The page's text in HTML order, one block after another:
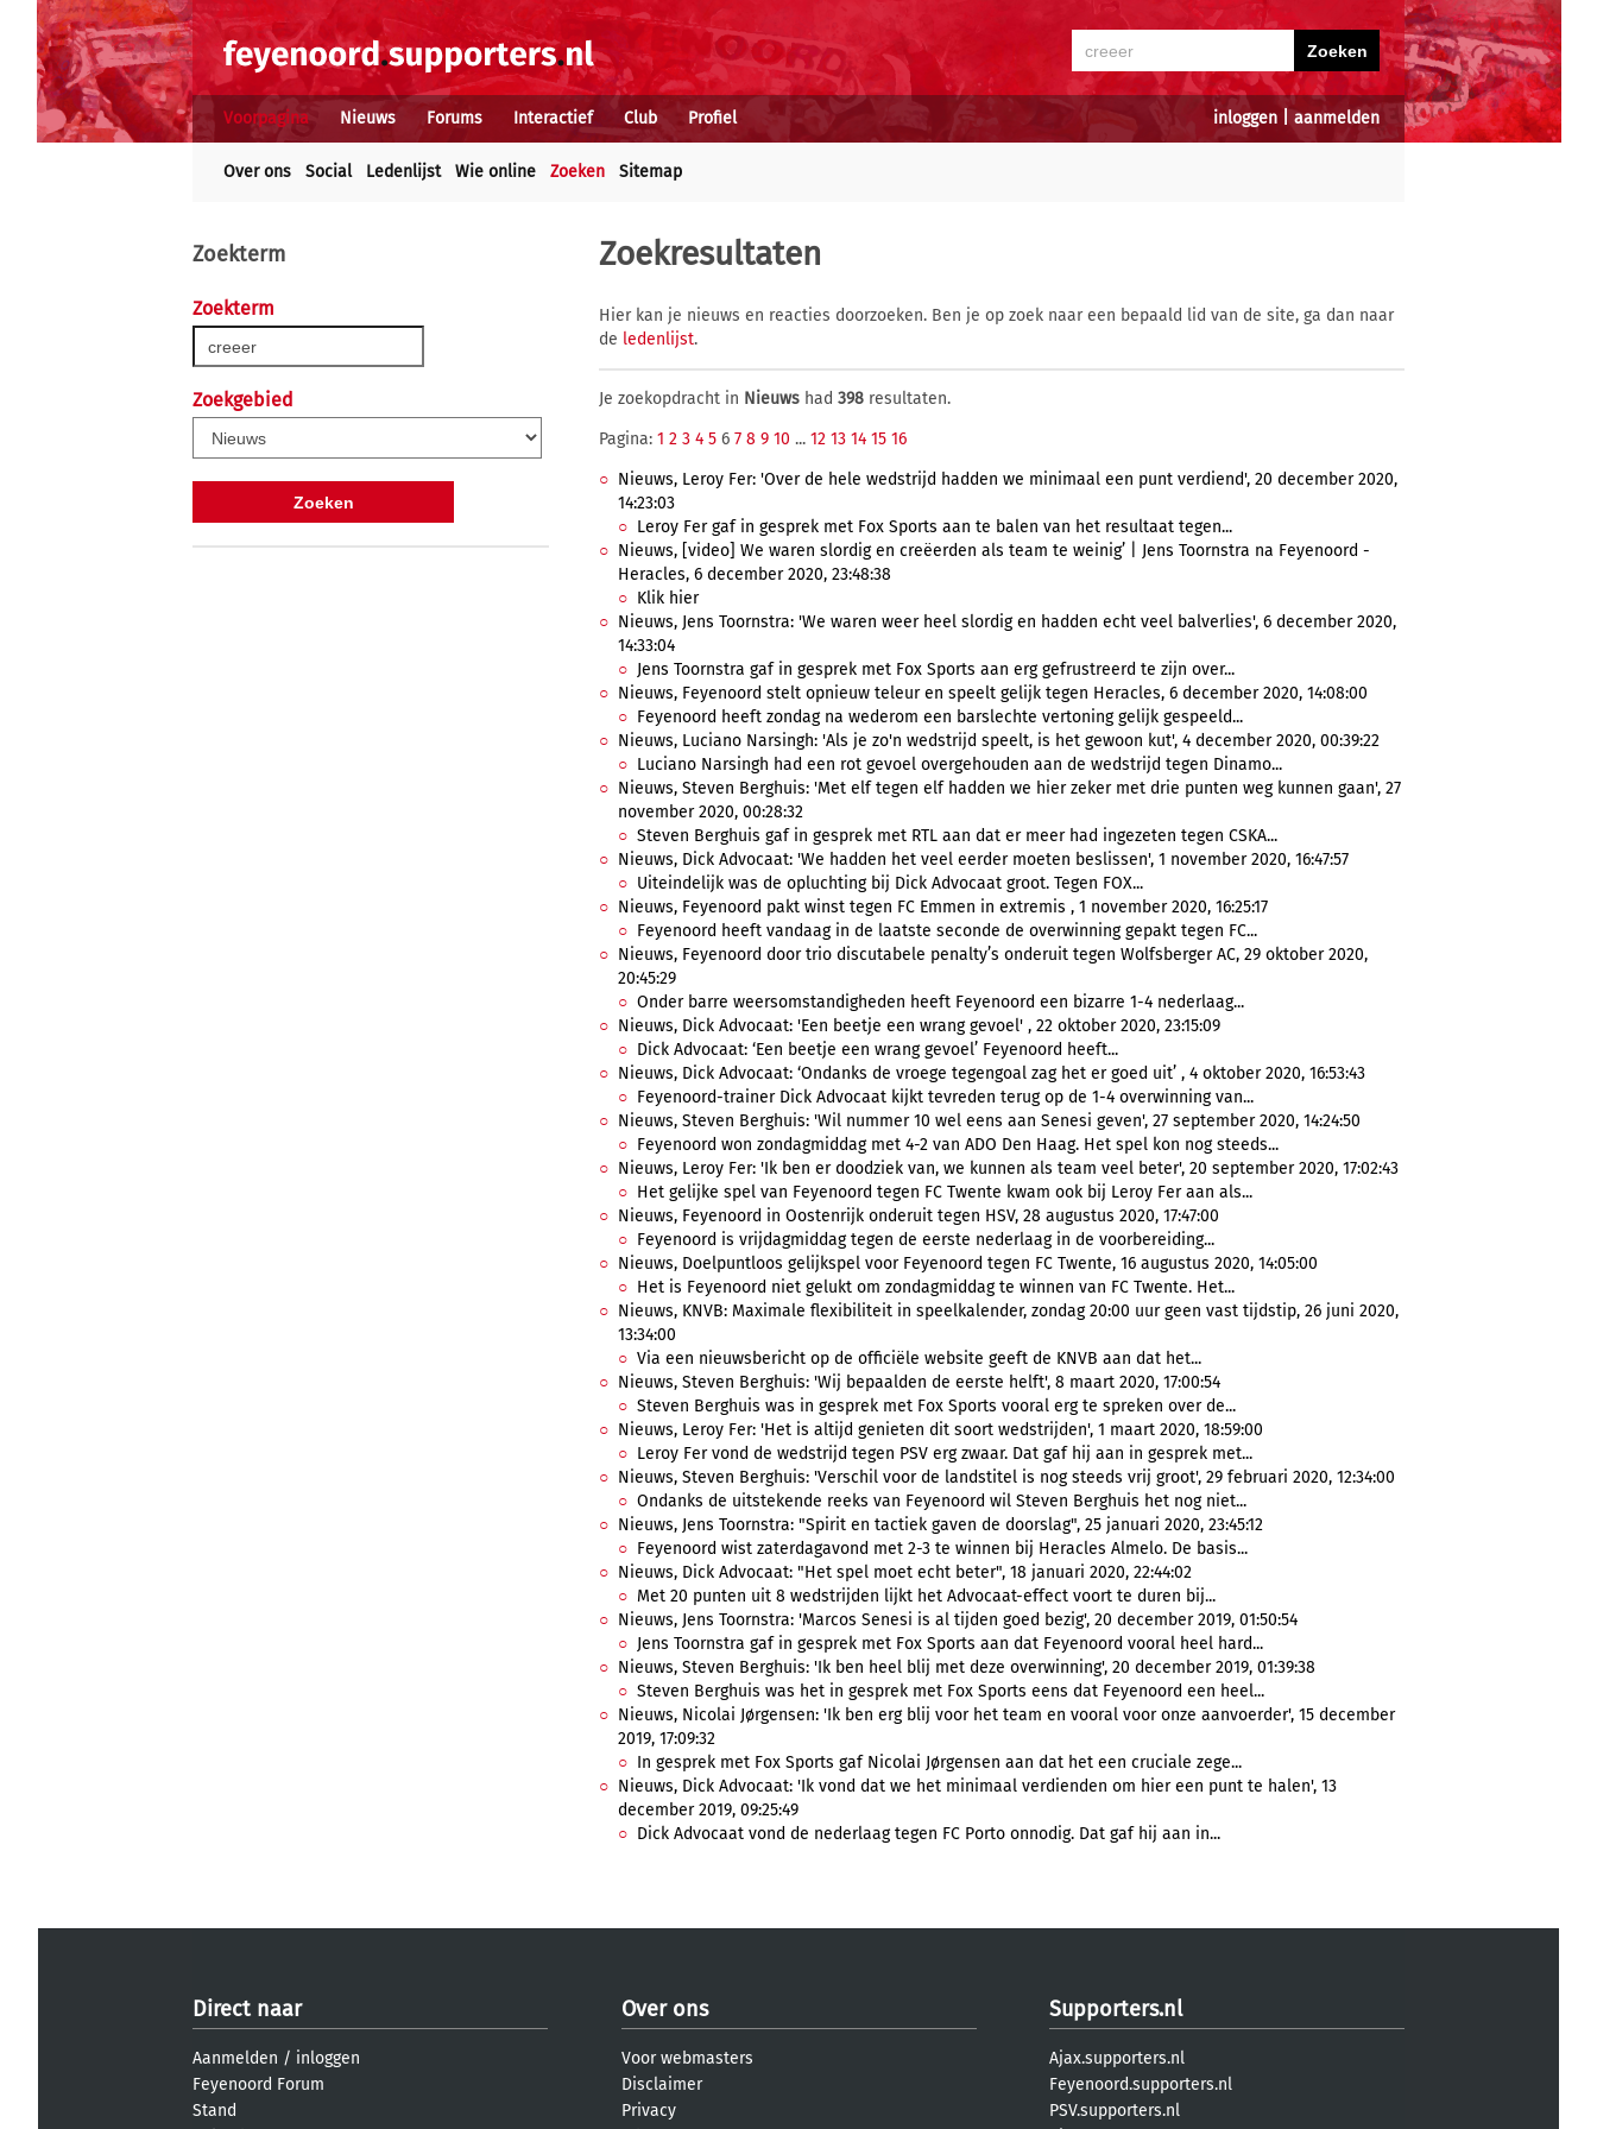
inloggen aanmelden
Voorpagina Nieuws Forums Interactief Club Profiel
Over ons Social Ledenlijst Wie online Zoeken Sitemap
Zoekterm
Zoekterm
Zoekgebied
Zoekresultaten
Hier kan je nieuws en reacties doorzoeken. Ben je op zoek naar een bepaald lid van de site, ga dan naar
de ledenlijst.
Je zoekopdracht in Nieuws had 398 resultaten.
Pagina: 1 2 3 4 5 6 7 8 9 10 ... 12 13 14 15 16
Nieuws, Leroy Fer: 'Over de hele wedstrijd hadden we minimaal een punt verdiend', 20 december 2020,
14:23:03
Leroy Fer gaf in gesprek met Fox Sports aan te balen van het resultaat tegen...
Nieuws, [video] We waren slordig en creëerden als team te weinig’ | Jens Toornstra na Feyenoord -
Heracles, 6 december 2020, 23:48:38
Klik hier
Nieuws, Jens Toornstra: 'We waren weer heel slordig en hadden echt veel balverlies', 6 december 2020,
14:33:04
Jens Toornstra gaf in gesprek met Fox Sports aan erg gefrustreerd te zijn over...
Nieuws, Feyenoord stelt opnieuw teleur en speelt gelijk tegen Heracles, 6 december 2020, 14:08:00
Feyenoord heeft zondag na wederom een barslechte vertoning gelijk gespeeld...
Nieuws, Luciano Narsingh: 'Als je zo'n wedstrijd speelt, is het gewoon kut', 4 december 2020, 00:39:22
Luciano Narsingh had een rot gevoel overgehouden aan de wedstrijd tegen Dinamo...
Nieuws, Steven Berghuis: 'Met elf tegen elf hadden we hier zeker met drie punten weg kunnen gaan', 27
november 2020, 00:28:32
Steven Berghuis gaf in gesprek met RTL aan dat er meer had ingezeten tegen CSKA...
Nieuws, Dick Advocaat: 'We hadden het veel eerder moeten beslissen', 1 november 2020, 16:47:57
Uiteindelijk was de opluchting bij Dick Advocaat groot. Tegen FOX...
Nieuws, Feyenoord pakt winst tegen FC Emmen in extremis , 1 november 2020, 16:25:17
Feyenoord heeft vandaag in de laatste seconde de overwinning gepakt tegen FC...
Nieuws, Feyenoord door trio discutabele penalty’s onderuit tegen Wolfsberger AC, 29 oktober 2020,
20:45:29
Onder barre weersomstandigheden heeft Feyenoord een bizarre 1-4 nederlaag...
Nieuws, Dick Advocaat: 'Een beetje een wrang gevoel' , 22 oktober 2020, 23:15:09
Dick Advocaat: ‘Een beetje een wrang gevoel’ Feyenoord heeft...
Nieuws, Dick Advocaat: ‘Ondanks de vroege tegengoal zag het er goed uit’ , 4 oktober 2020, 16:53:43
Feyenoord-trainer Dick Advocaat kijkt tevreden terug op de 1-4 overwinning van...
Nieuws, Steven Berghuis: 'Wil nummer 10 wel eens aan Senesi geven', 27 september 2020, 14:24:50
Feyenoord won zondagmiddag met 4-2 van ADO Den Haag. Het spel kon nog steeds...
Nieuws, Leroy Fer: 'Ik ben er doodziek van, we kunnen als team veel beter', 20 september 2020, 17:02:43
Het gelijke spel van Feyenoord tegen FC Twente kwam ook bij Leroy Fer aan als...
Nieuws, Feyenoord in Oostenrijk onderuit tegen HSV, 28 augustus 2020, 17:47:00
Feyenoord is vrijdagmiddag tegen de eerste nederlaag in de voorbereiding...
Nieuws, Doelpuntloos gelijkspel voor Feyenoord tegen FC Twente, 16 augustus 2020, 14:05:00
Het is Feyenoord niet gelukt om zondagmiddag te winnen van FC Twente. Het...
Nieuws, KNVB: Maximale flexibiliteit in speelkalender, zondag 20:00 uur geen vast tijdstip, 26 juni 2020,
13:34:00
Via een nieuwsbericht op de officiële website geeft de KNVB aan dat het...
Nieuws, Steven Berghuis: 'Wij bepaalden de eerste helft', 8 maart 2020, 17:00:54
Steven Berghuis was in gesprek met Fox Sports vooral erg te spreken over de...
Nieuws, Leroy Fer: 'Het is altijd genieten dit soort wedstrijden', 1 maart 2020, 18:59:00
Leroy Fer vond de wedstrijd tegen PSV erg zwaar. Dat gaf hij aan in gesprek met...
Nieuws, Steven Berghuis: 'Verschil voor de landstitel is nog steeds vrij groot', 29 februari 2020, 12:34:00
Ondanks de uitstekende reeks van Feyenoord wil Steven Berghuis het nog niet...
Nieuws, Jens Toornstra: "Spirit en tactiek gaven de doorslag", 25 januari 2020, 23:45:12
Feyenoord wist zaterdagavond met 2-3 te winnen bij Heracles Almelo. De basis...
Nieuws, Dick Advocaat: "Het spel moet echt beter", 18 januari 2020, 22:44:02
Met 20 punten uit 8 wedstrijden lijkt het Advocaat-effect voort te duren bij...
Nieuws, Jens Toornstra: 'Marcos Senesi is al tijden goed bezig', 20 december 2019, 01:50:54
Jens Toornstra gaf in gesprek met Fox Sports aan dat Feyenoord vooral heel hard...
Nieuws, Steven Berghuis: 'Ik ben heel blij met deze overwinning', 20 december 2019, 01:39:38
Steven Berghuis was het in gesprek met Fox Sports eens dat Feyenoord een heel...
Nieuws, Nicolai Jørgensen: 'Ik ben erg blij voor het team en vooral voor onze aanvoerder', 15 december
2019, 17:09:32
In gesprek met Fox Sports gaf Nicolai Jørgensen aan dat het een cruciale zege...
Nieuws, Dick Advocaat: 'Ik vond dat we het minimaal verdienden om hier een punt te halen', 13
december 2019, 09:25:49
Dick Advocaat vond de nederlaag tegen FC Porto onnodig. Dat gaf hij aan in...
Direct naar
Aanmelden / inloggen
Feyenoord Forum
Stand
Over ons
Voor webmasters
Disclaimer
Privacy
Supporters.nl
Ajax.supporters.nl
Feyenoord.supporters.nl
PSV.supporters.nl